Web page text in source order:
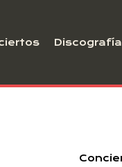
Discografía